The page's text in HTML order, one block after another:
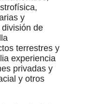
y
de
terrestres y
experiencia
privadas y
y otros